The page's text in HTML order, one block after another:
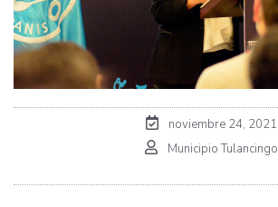
noviembre 24, 2021
Municipio Tulancingo